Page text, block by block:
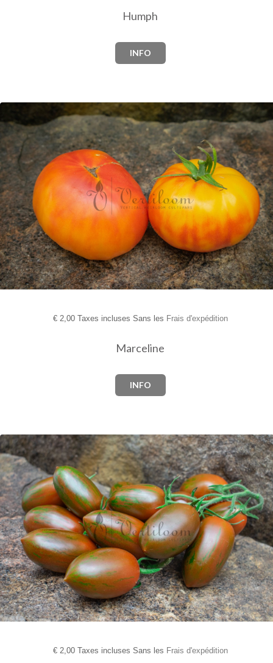
Humph
INFO
€2,00 Taxes incluses Sans les Frais d'expédition
Marceline
INFO
€2,00 Taxes incluses Sans les Frais d'expédition